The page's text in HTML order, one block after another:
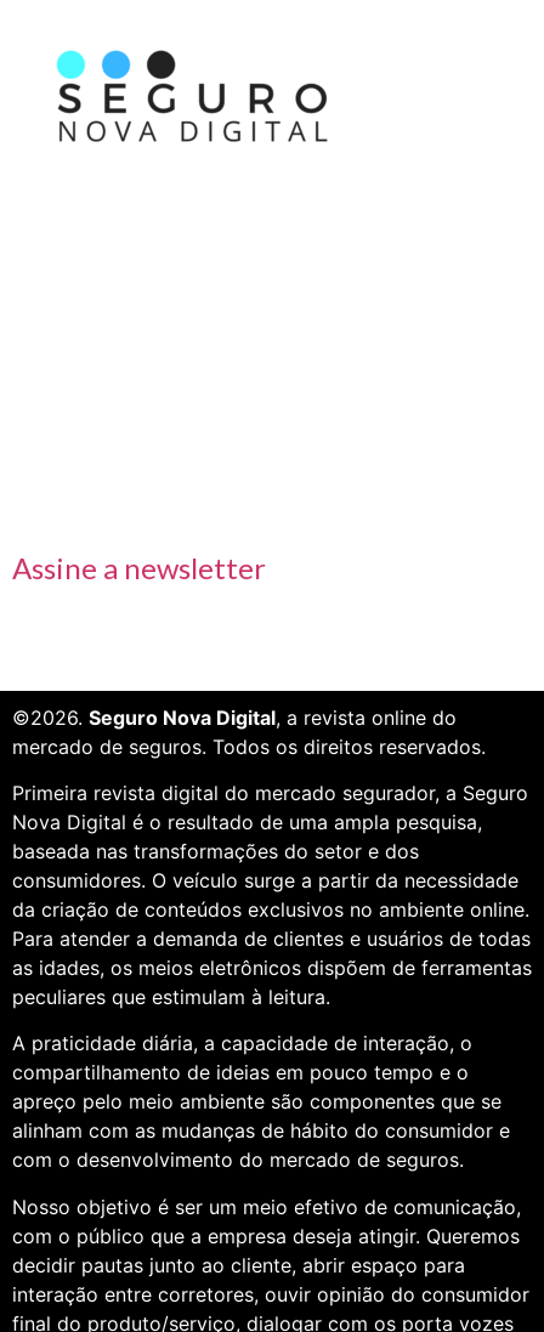
Assine a newsletter
©2026. Seguro Nova Digital, a revista online do
mercado de seguros. Todos os direitos reservados.
Primeira revista digital do mercado segurador, a Seguro
Nova Digital é o resultado de uma ampla pesquisa,
baseada nas transformações do setor e dos
consumidores. O veículo surge a partir da necessidade
da criação de conteúdos exclusivos no ambiente online.
Para atender a demanda de clientes e usuários de todas
as idades, os meios eletrônicos dispõem de ferramentas
peculiares que estimulam à leitura.
A praticidade diária, a capacidade de interação, o
compartilhamento de ideias em pouco tempo e o
apreço pelo meio ambiente são componentes que se
alinham com as mudanças de hábito do consumidor e
com o desenvolvimento do mercado de seguros.
Nosso objetivo é ser um meio efetivo de comunicação,
com o público que a empresa deseja atingir. Queremos
decidir pautas junto ao cliente, abrir espaço para
interação entre corretores, ouvir opinião do consumidor
final do produto/serviço, dialogar com os porta vozes